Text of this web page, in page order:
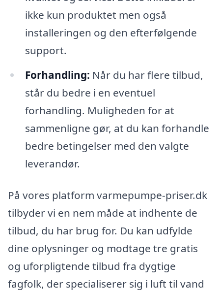
ikke kun produktet men også
installeringen og den efterfølgende
support.
Forhandling: Når du har flere tilbud,
står du bedre i en eventuel
forhandling. Muligheden for at
sammenligne gør, at du kan forhandle
bedre betingelser med den valgte
leverandør.
På vores platform varmepumpe-priser.dk
tilbyder vi en nem måde at indhente de
tilbud, du har brug for. Du kan udfylde
dine oplysninger og modtage tre gratis
og uforpligtende tilbud fra dygtige
fagfolk, der specialiserer sig i luft til vand